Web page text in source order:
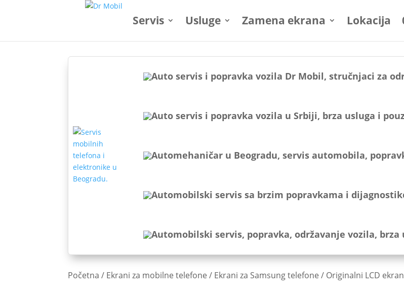
Servis Usluge Zamena ekrana Lokacija
Početna / Ekrani za mobilne telefone / Ekrani za Samsung telefone / Originalni LCD